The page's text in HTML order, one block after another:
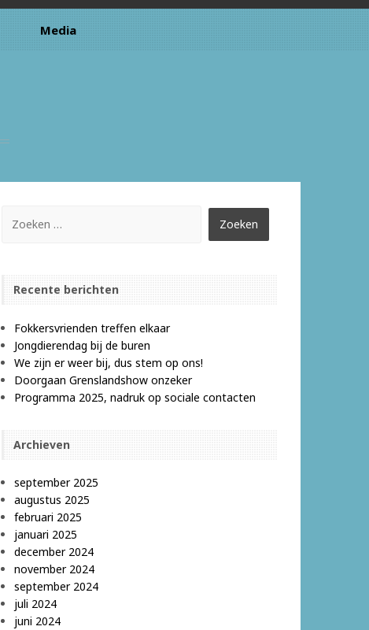
Media
Recente berichten
Fokkersvrienden treffen elkaar
Jongdierendag bij de buren
We zijn er weer bij, dus stem op ons!
Doorgaan Grenslandshow onzeker
Programma 2025, nadruk op sociale contacten
Archieven
september 2025
augustus 2025
februari 2025
januari 2025
december 2024
november 2024
september 2024
juli 2024
juni 2024